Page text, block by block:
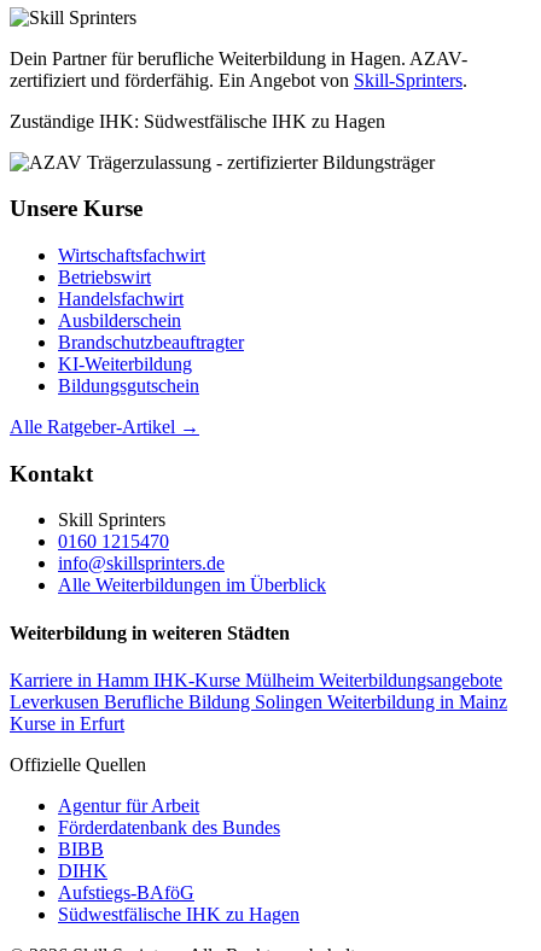
Dein Partner für berufliche Weiterbildung in Hagen. AZAV-
zertifiziert und förderfähig. Ein Angebot von Skill-Sprinters.
Zuständige IHK: Südwestfälische IHK zu Hagen
Unsere Kurse
Wirtschaftsfachwirt
Betriebswirt
Handelsfachwirt
Ausbilderschein
Brandschutzbeauftragter
KI-Weiterbildung
Bildungsgutschein
Alle Ratgeber-Artikel →
Kontakt
Skill Sprinters
0160 1215470
info@skillsprinters.de
Alle Weiterbildungen im Überblick
Weiterbildung in weiteren Städten
Karriere in Hamm IHK-Kurse Mülheim Weiterbildungsangebote
Leverkusen Berufliche Bildung Solingen Weiterbildung in Mainz
Kurse in Erfurt
Offizielle Quellen
Agentur für Arbeit
Förderdatenbank des Bundes
BIBB
DIHK
Aufstiegs-BAföG
Südwestfälische IHK zu Hagen